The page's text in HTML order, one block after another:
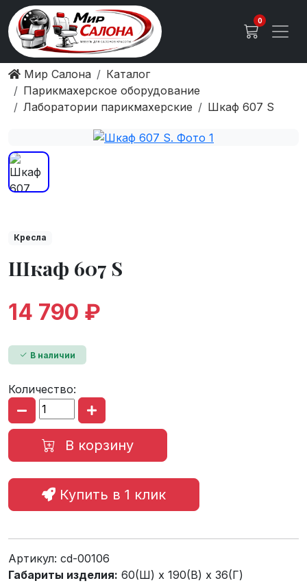
0
Мир Салона
Каталог
Парикмахерское оборудование
Лаборатории парикмахерские
Шкаф 607 S
Кресла
Шкаф 607 S
14 790 ₽
В наличии
Количество:
В корзину
Купить в 1 клик
Артикул: cd-00106
Габариты изделия: 60(Ш) x 190(В) x 36(Г)